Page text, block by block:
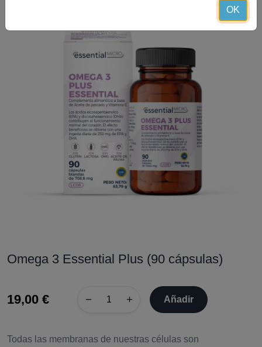
Omega 3 Essential Plus (90 cápsulas)
19,00 € − + Añadir
Todas las membranas de nuestras células son
OK